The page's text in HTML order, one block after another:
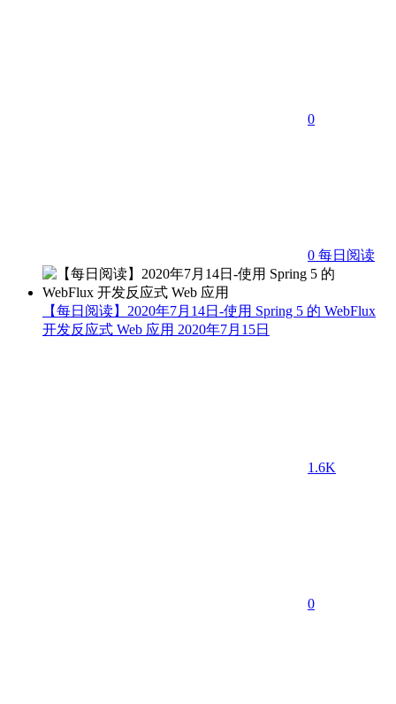
0
0 每日阅读
【每日阅读】2020年7月14日-使用 Spring 5 的 WebFlux
开发反应式 Web 应用 2020年7月15日
1.6K
0